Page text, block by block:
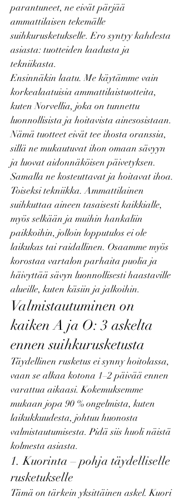
parantuneet, ne eivät pärjää
ammattilaisen tekemälle
suihkurusketukselle. Ero syntyy kahdesta
asiasta: tuotteiden laadusta ja
tekniikasta.
Ensinnäkin laatu. Me käytämme vain
korkealaatuisia ammattilaistuotteita,
kuten Norvellia, joka on tunnettu
luonnollisista ja hoitavista ainesosistaan.
Nämä tuotteet eivät tee ihosta oranssia,
sillä ne mukautuvat ihon omaan sävyyn
ja luovat aidonnäköisen päivetyksen.
Samalla ne kosteuttavat ja hoitavat ihoa.
Toiseksi tekniikka. Ammattilainen
suihkuttaa aineen tasaisesti kaikkialle,
myös selkään ja muihin hankaliin
paikkoihin, jolloin lopputulos ei ole
laikukas tai raidallinen. Osaamme myös
korostaa vartalon parhaita puolia ja
häivyttää sävyn luonnollisesti haastaville
alueille, kuten käsiin ja jalkoihin.
Valmistautuminen on
kaiken A ja O: 3 askelta
ennen suihkurusketusta
Täydellinen rusketus ei synny hoitolassa,
vaan se alkaa kotona 1–2 päivää ennen
varattua aikaasi. Kokemuksemme
mukaan jopa 90 % ongelmista, kuten
laikukkuudesta, johtuu huonosta
valmistautumisesta. Pidä siis huoli näistä
kolmesta asiasta.
1. Kuorinta – pohja täydelliselle
rusketukselle
Tämä on tärkein yksittäinen askel. Kuori